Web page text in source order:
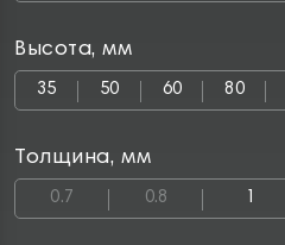
Высота, мм
35 50 60 80
Толщина, мм
0.7 0.8 1